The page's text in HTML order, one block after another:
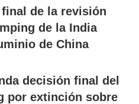
de la revisión
de la India
de China
decisión final del
por extinción sobre